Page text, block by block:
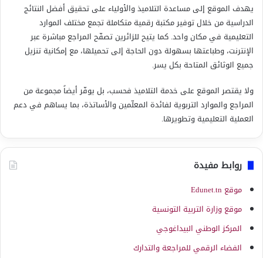
يهدف الموقع إلى مساعدة التلاميذ والأولياء على تحقيق أفضل النتائج
الدراسية من خلال توفير مكتبة رقمية متكاملة تجمع مختلف الموارد
التعليمية في مكان واحد. كما يتيح للزائرين تصفّح المراجع مباشرة عبر
الإنترنت، وطباعتها بسهولة دون الحاجة إلى تحميلها، مع إمكانية تنزيل
جميع الوثائق المتاحة بكل يسر.
ولا يقتصر الموقع على خدمة التلاميذ فحسب، بل يوفّر أيضاً مجموعة من
المراجع والموارد التربوية لفائدة المعلّمين والأساتذة، بما يساهم في دعم
العملية التعليمية وتطويرها.
روابط مفيدة
موقع Edunet.tn
موقع وزارة التربية التونسية
المركز الوطني البيداغوجي
الفضاء الرقمي للمراجعة والتدارك